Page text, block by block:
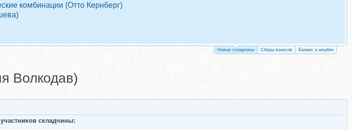
комбинации (Отто Кернберг)
Новые складчины Сборы взносов Баланс и кешбек
Волкодав)
складчины: